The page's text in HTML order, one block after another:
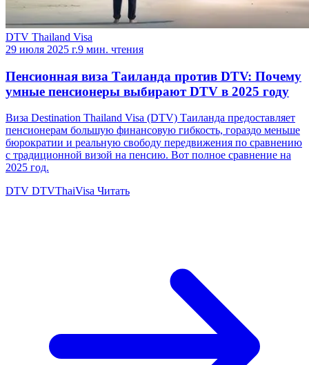
DTV Thailand Visa
29 июля 2025 г.9 мин. чтения
Пенсионная виза Таиланда против DTV: Почему
умные пенсионеры выбирают DTV в 2025 году
Виза Destination Thailand Visa (DTV) Таиланда предоставляет
пенсионерам большую финансовую гибкость, гораздо меньше
бюрократии и реальную свободу передвижения по сравнению
с традиционной визой на пенсию. Вот полное сравнение на
2025 год.
DTV DTVThaiVisa Читать